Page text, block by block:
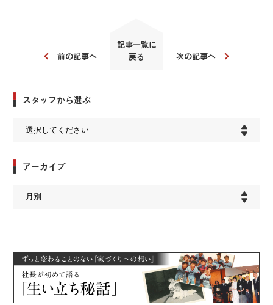
前の記事へ
記事一覧に
戻る
次の記事へ
スタッフから選ぶ
アーカイブ